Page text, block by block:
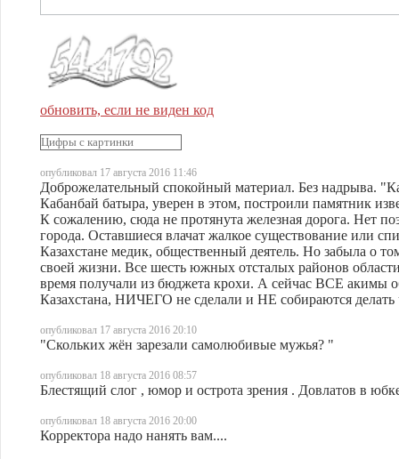
обновить, если не виден код
опубликовал 17 августа 2016 11:46
Доброжелательный спокойный материал. Без надрыва.
Кабанбай батыра, уверен в этом, построили памятник
К сожалению, сюда не протянута железная дорога. Нет
города. Оставшиеся влачат жалкое существование или
Казахстане медик, общественный деятель. Но забыла о
своей жизни. Все шесть южных отсталых районов
время получали из бюджета крохи. А сейчас ВСЕ
Казахстана, НИЧЕГО не сделали и НЕ собираются делать
опубликовал 17 августа 2016 20:10
"Скольких жён зарезали самолюбивые мужья? "
опубликовал 18 августа 2016 08:57
Блестящий слог , юмор и острота зрения . Довлатов в
опубликовал 18 августа 2016 20:00
Корректора надо нанять вам....